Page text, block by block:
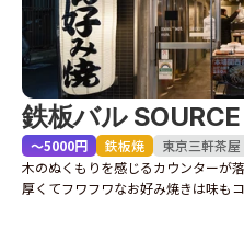
鉄板バル
〜5000円 鉄板焼 東京三軒茶屋
木のぬくもりを感じるカウンターが
厚くてフワフワなお好み焼きは味も